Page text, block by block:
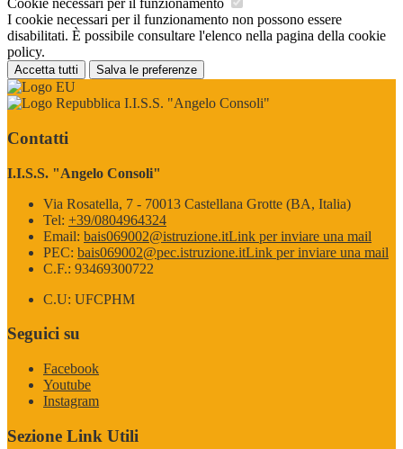
Cookie necessari per il funzionamento
I cookie necessari per il funzionamento non possono essere
disabilitati. È possibile consultare l'elenco nella pagina della cookie
policy.
Accetta tutti Salva le preferenze
I.I.S.S. "Angelo Consoli"
Contatti
I.I.S.S. "Angelo Consoli"
Via Rosatella, 7 - 70013 Castellana Grotte (BA, Italia)
Tel: +39/0804964324
Email: bais069002@istruzione.itLink per inviare una mail
PEC: bais069002@pec.istruzione.itLink per inviare una mail
C.F.: 93469300722
C.U: UFCPHM
Seguici su
Facebook
Youtube
Instagram
Sezione Link Utili